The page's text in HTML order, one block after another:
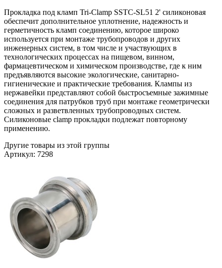
Прокладка под кламп Tri-Clamp SSTC-SL51 2' силиконовая
обеспечит дополнительное уплотнение, надежность и
герметичность кламп соединению, которое широко
используется при монтаже трубопроводов и других
инженерных систем, в том числе и участвующих в
технологических процессах на пищевом, винном,
фармацевтическом и химическом производстве, где к ним
предъявляются высокие экологические, санитарно-
гигиенические и практические требования. Клампы из
нержавейки представляют собой быстросъемные зажимные
соединения для патрубков труб при монтаже геометрически
сложных и разветвленных трубопроводных систем.
Силиконовые clamp прокладки подлежат повторному
применению.
Другие товары из этой группы
Артикул: 7298